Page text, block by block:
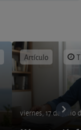
Artículo
viernes, 17 de julio